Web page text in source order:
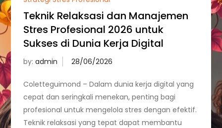
Teknik Relaksasi dan Manajemen
Stres Profesional 2026 untuk
Sukses di Dunia Kerja Digital
by:admin
Coletteguimond – Dalam dunia kerja digital yang
cepat dan seringkali menekan, penting bagi
profesional untuk mengelola stres dengan efektif.
Teknik relaksasi yang tepat dapat membantu